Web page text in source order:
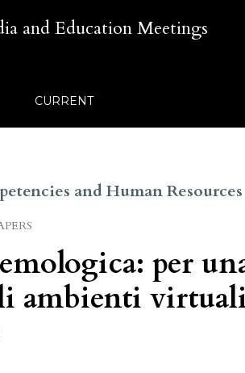
and Education Meetings
CURRENT
and Human Resources
per
ambienti